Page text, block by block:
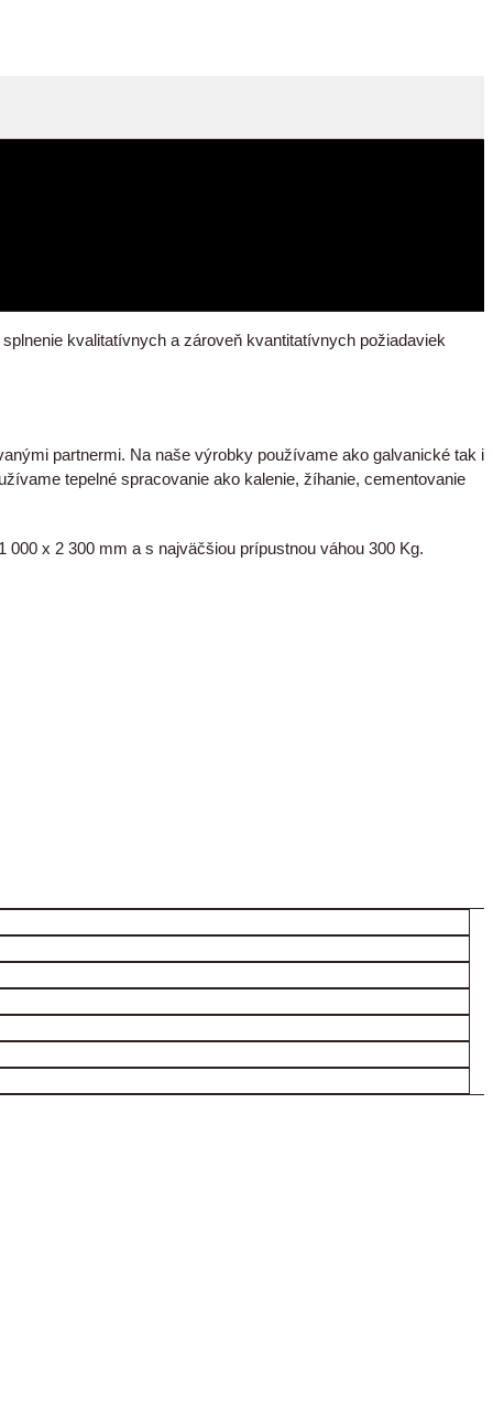
kvalitatívnych a zároveň kvantitatívnych požiadaviek
partnermi. Na naše výrobky používame ako galvanické tak i
tepelné spracovanie ako kalenie, žíhanie, cementovanie
x 2 300 mm a s najväčšiou prípustnou váhou 300 Kg.